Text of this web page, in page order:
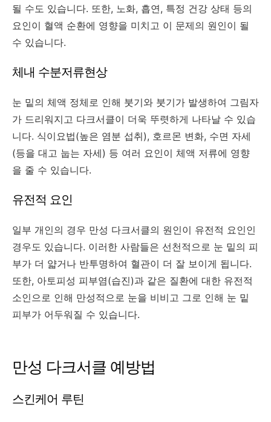
될 수도 있습니다. 또한, 노화, 흡연, 특정 건강 상태 등의
요인이 혈액 순환에 영향을 미치고 이 문제의 원인이 될
수 있습니다.
체내 수분저류현상
눈 밑의 체액 정체로 인해 붓기와 붓기가 발생하여 그림자
가 드리워지고 다크서클이 더욱 뚜렷하게 나타날 수 있습
니다. 식이요법(높은 염분 섭취), 호르몬 변화, 수면 자세
(등을 대고 눕는 자세) 등 여러 요인이 체액 저류에 영향
을 줄 수 있습니다.
유전적 요인
일부 개인의 경우 만성 다크서클의 원인이 유전적 요인인
경우도 있습니다. 이러한 사람들은 선천적으로 눈 밑의 피
부가 더 얇거나 반투명하여 혈관이 더 잘 보이게 됩니다.
또한, 아토피성 피부염(습진)과 같은 질환에 대한 유전적
소인으로 인해 만성적으로 눈을 비비고 그로 인해 눈 밑
피부가 어두워질 수 있습니다.
만성 다크서클 예방법
스킨케어 루틴